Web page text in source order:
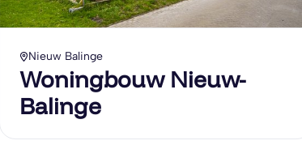
Nieuw Balinge
Woningbouw Nieuw-
Balinge